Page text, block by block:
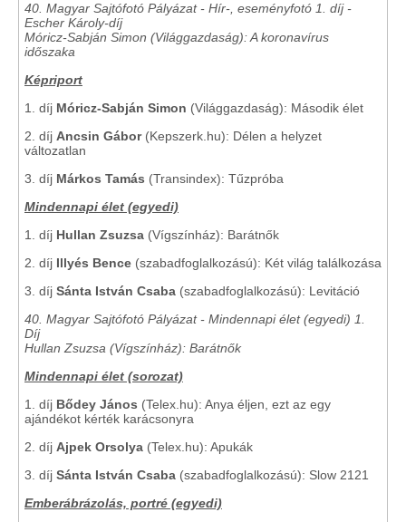
40. Magyar Sajtófotó Pályázat - Hír-, eseményfotó 1. díj -
Escher Károly-díj
Móricz-Sabján Simon (Világgazdaság): A koronavírus
időszaka
Képriport
1. díj Móricz-Sabján Simon (Világgazdaság): Második élet
2. díj Ancsin Gábor(Kepszerk.hu): Délen a helyzet
változatlan
3. díj Márkos Tamás (Transindex): Tűzpróba
Mindennapi élet (egyedi)
1. díj Hullan Zsuzsa (Vígszínház): Barátnők
2. díj Illyés Bence (szabadfoglalkozású): Két világ találkozása
3. díj Sánta István Csaba (szabadfoglalkozású): Levitáció
40. Magyar Sajtófotó Pályázat - Mindennapi élet (egyedi) 1.
Díj
Hullan Zsuzsa (Vígszínház): Barátnők
Mindennapi élet (sorozat)
1. díj Bődey János (Telex.hu): Anya éljen, ezt az egy
ajándékot kérték karácsonyra
2. díj Ajpek Orsolya (Telex.hu): Apukák
3. díj Sánta István Csaba (szabadfoglalkozású): Slow 2121
Emberábrázolás, portré (egyedi)